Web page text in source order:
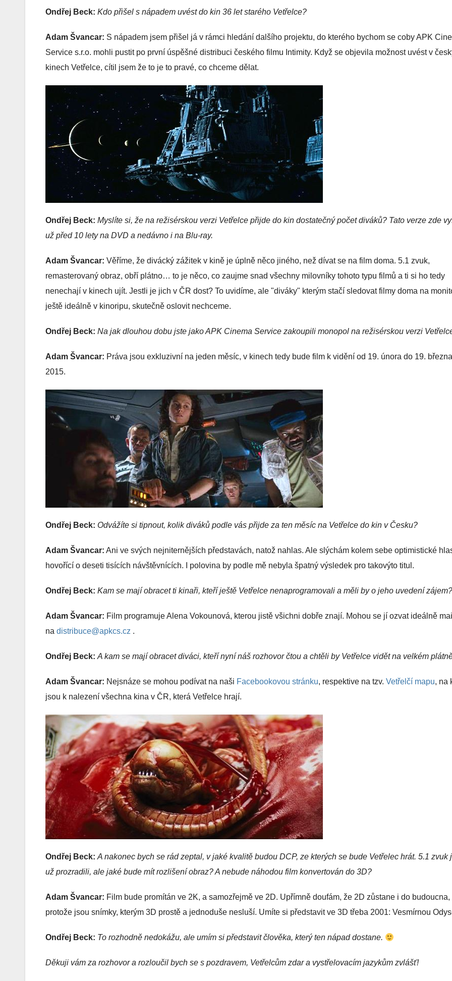
Ondřej Beck: Kdo přišel s nápadem uvést do kin 36 let starého Vetřelce?
Adam Švancar: S nápadem jsem přišel já v rámci hledání dalšího projektu, do kterého bychom se coby APK
Service s.r.o. mohli pustit po první úspěšné distribuci českého filmu Intimity. Když se objevila možnost uvést v
kinech Vetřelce, cítil jsem že to je to pravé, co chceme dělat.
Ondřej Beck: Myslíte si, že na režisérskou verzi Vetřelce přijde do kin dostatečný počet diváků? Tato verze zde
už před 10 lety na DVD a nedávno i na Blu-ray.
Adam Švancar: Věříme, že divácký zážitek v kině je úplně něco jiného, než dívat se na film doma. 5.1 zvuk,
remasterovaný obraz, obří plátno… to je něco, co zaujme snad všechny milovníky tohoto typu filmů a ti si ho tedy
nenechají v kinech ujít. Jestli je jich v ČR dost? To uvidíme, ale "diváky" kterým stačí sledovat filmy doma na
ještě ideálně v kinoripu, skutečně oslovit nechceme.
Ondřej Beck: Na jak dlouhou dobu jste jako APK Cinema Service zakoupili monopol na režisérskou verzi
Adam Švancar: Práva jsou exkluzivní na jeden měsíc, v kinech tedy bude film k vidění od 19. února do 19. března
2015.
Ondřej Beck: Odvážíte si tipnout, kolik diváků podle vás přijde za ten měsíc na Vetřelce do kin v Česku?
Adam Švancar: Ani ve svých nejniternějších představách, natož nahlas. Ale slýchám kolem sebe optimistické
hovořící o deseti tisících návštěvnících. I polovina by podle mě nebyla špatný výsledek pro takovýto titul.
Ondřej Beck: Kam se mají obracet ti kinaři, kteří ještě Vetřelce nenaprogramovali a měli by o jeho uvedení zájem?
Adam Švancar: Film programuje Alena Vokounová, kterou jistě všichni dobře znají. Mohou se jí ozvat ideálně
na distribuce@apkcs.cz .
Ondřej Beck: A kam se mají obracet diváci, kteří nyní náš rozhovor čtou a chtěli by Vetřelce vidět na velkém
Adam Švancar: Nejsnáze se mohou podívat na naši Facebookovou stránku, respektive na tzv. Vetřelčí mapu, na
jsou k nalezení všechna kina v ČR, která Vetřelce hrají.
Ondřej Beck: A nakonec bych se rád zeptal, v jaké kvalitě budou DCP, ze kterých se bude Vetřelec hrát. 5.1 zvuk
už prozradili, ale jaké bude mít rozlišení obraz? A nebude náhodou film konvertován do 3D?
Adam Švancar: Film bude promítán ve 2K, a samozřejmě ve 2D. Upřímně doufám, že 2D zůstane i do budoucna,
protože jsou snímky, kterým 3D prostě a jednoduše nesluší. Umíte si představit ve 3D třeba 2001: Vesmírnou
Ondřej Beck: To rozhodně nedokážu, ale umím si představit člověka, který ten nápad dostane.
Děkuji vám za rozhovor a rozloučil bych se s pozdravem, Vetřelcům zdar a vystřelovacím jazykům zvlášť!